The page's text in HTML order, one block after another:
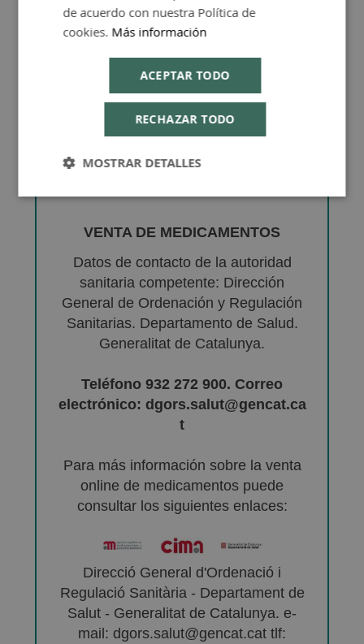
VENTA DE MEDICAMENTOS
Datos de contacto de la autoridad
sanitaria competente: Dirección
General de Ordenación y Regulación
Sanitarias. Departamento de Salud.
Generalitat de Catalunya.
Teléfono 932 272 900. Correo
electrónico: dgors.salut@gencat.ca
t
Para más información sobre la venta
online de medicamentos puede
consultar los siguientes enlaces:
Direcció General d'Ordenació i
Regulació Sanitària - Departament de
Salut - Generalitat de Catalunya. e-
mail: dgors.salut@gencat.cat tlf:
de acuerdo con nuestra Política de
cookies. Más información
ACEPTAR TODO
RECHAZAR TODO
MOSTRAR DETALLES